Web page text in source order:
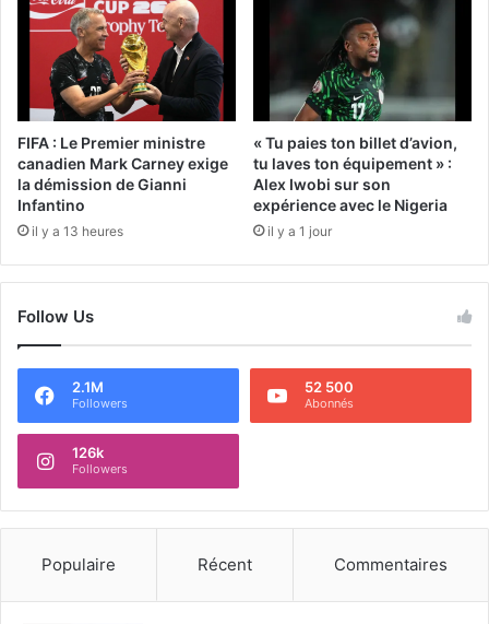
FIFA : Le Premier ministre
canadien Mark Carney exige
la démission de Gianni
Infantino
il y a 13 heures
« Tu paies ton billet d’avion,
tu laves ton équipement » :
Alex Iwobi sur son
expérience avec le Nigeria
il y a 1 jour
Follow Us
2.1M
Followers
52 500
Abonnés
126k
Followers
Populaire Récent Commentaires